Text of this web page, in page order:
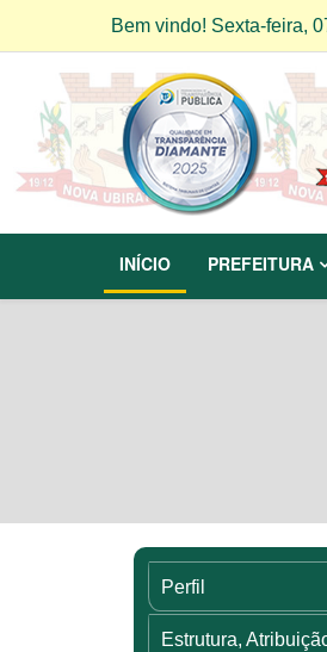
Bem vindo! Sexta-feira,
INÍCIO PREFEITURA
Perfil
Estrutura,